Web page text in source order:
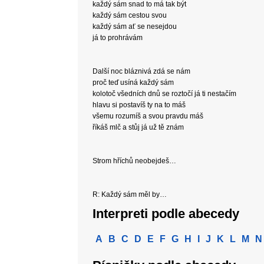
každý sám snad to má tak být
každý sám cestou svou
každý sám ať se nesejdou
já to prohrávám
Další noc bláznivá zdá se nám
proč teď usíná každý sám
kolotoč všedních dnů se roztočí já ti nestačím
hlavu si postavíš ty na to máš
všemu rozumíš a svou pravdu máš
říkáš mlč a stůj já už tě znám
Strom hříchů neobejdeš…
R: Každý sám měl by…
Interpreti podle abecedy
A B C D E F G H J K L M N